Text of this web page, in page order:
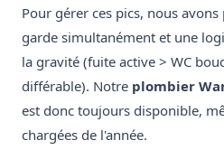
Pour gérer ces pics, nous
garde simultanément et une
la gravité (fuite active > WC
différable). Notre plombier
est donc toujours disponible,
chargées de l'année.